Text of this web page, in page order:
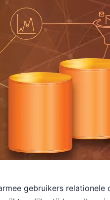
gebruikers relationele